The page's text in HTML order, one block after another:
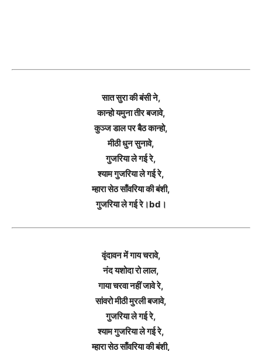
सात सुरा की बंसी ने,
कान्हो यमुना तीर बजावे,
कुञ्ज डाल पर बैठ कान्हो,
मीठी धुन सुनावे,
गुजरिया ले गई रे,
श्याम गुजरिया ले गई रे,
म्हारा सेठ साँवरिया की बंशी,
गुजरिया ले गई रे।bd।
वृंदावन में गाय चरावे,
नंद यशोदा रो लाल,
गाया चरवा नहीं जावे रे,
सांवरो मीठी मुरली बजावे,
गुजरिया ले गई रे,
श्याम गुजरिया ले गई रे,
म्हारा सेठ साँवरिया की बंशी,